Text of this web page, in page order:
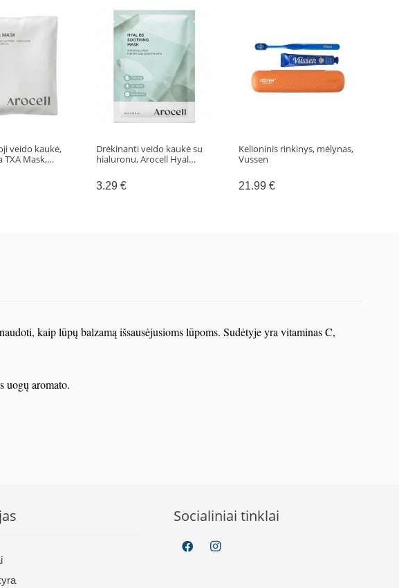
veido kaukė,
TXA Mask,…
Drėkinanti veido kaukė su
hialuronu, Arocell Hyal…
3.29 €
Kelioninis rinkinys, mėlynas,
Vussen
21.99€
kaip lūpų balzamą išsausėjusioms lūpoms. Sudėtyje yra vitaminas C,
uogų aromato.
Socialiniai tinklai